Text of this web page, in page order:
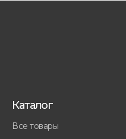
Все товары
Каталог